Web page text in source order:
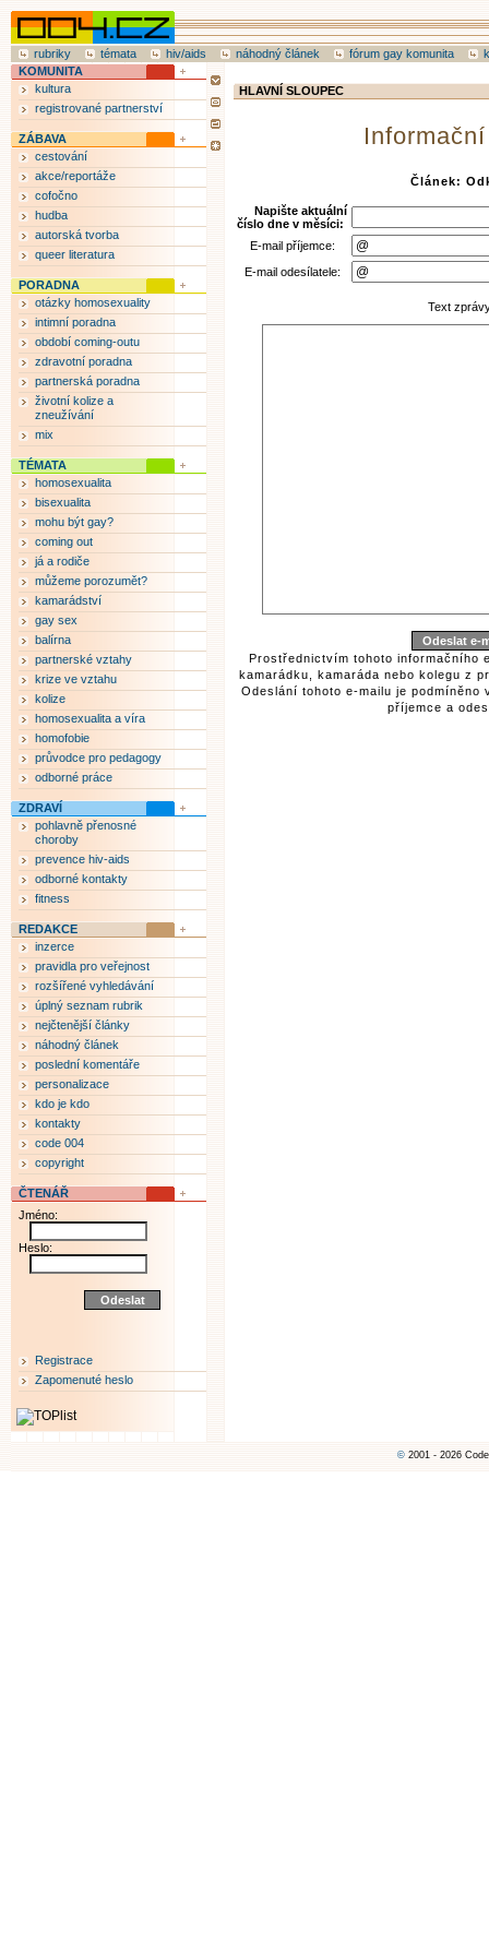
rubriky témata hiv/aids náhodný článek fórum gay komunita
HLAVNÍ SLOUPEC
Článek:
Napište aktuální
číslo dne v měsíci:
E-mail příjemce:
E-mail odesílatele:
Text
Prostřednictvím tohoto informačního
kamarádku, kamaráda nebo kolegu z
Odeslání tohoto e-mailu je podmíněno
příjemce a
KOMUNITA
kultura
registrované partnerství
ZÁBAVA
cestování
akce/reportáže
cofočno
hudba
autorská tvorba
queer literatura
PORADNA
otázky homosexuality
intimní poradna
období coming-outu
zdravotní poradna
partnerská poradna
životní kolize a
zneužívání
mix
TÉMATA
homosexualita
bisexualita
mohu být gay?
coming out
já a rodiče
můžeme porozumět?
kamarádství
gay sex
balírna
partnerské vztahy
krize ve vztahu
kolize
homosexualita a víra
homofobie
průvodce pro pedagogy
odborné práce
ZDRAVÍ
pohlavně přenosné
choroby
prevence hiv-aids
odborné kontakty
fitness
REDAKCE
inzerce
pravidla pro veřejnost
rozšířené vyhledávání
úplný seznam rubrik
nejčtenější články
náhodný článek
poslední komentáře
personalizace
kdo je kdo
kontakty
code 004
copyright
ČTENÁŘ
Jméno:
Heslo:
Registrace
Zapomenuté heslo
© 2001 - 2026